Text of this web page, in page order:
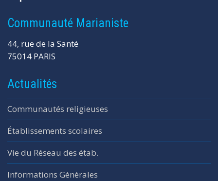
Communauté Marianiste
44, rue de la Santé
75014 PARIS
Actualités
Communautés religieuses
Établissements scolaires
Vie du Réseau des étab.
Informations Générales